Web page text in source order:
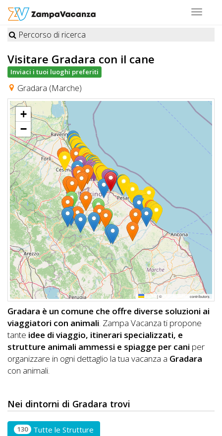
Toggle
STRUTTURE
A
DOG
LUOGHI
A
DOG
OFFERTE
A
DOG
INFO
A
DOG
CHIEDI
CODICE
SCONTO
Video
Tutorial
Percorso di ricerca
Visitare Gradara con il cane
Inviaci i tuoi luoghi preferiti
Gradara (Marche)
+
−
|© contributors
Gradara è un comune che offre diverse soluzioni ai
viaggiatori con animali. Zampa Vacanza ti propone
tante idee di viaggio, itinerari specializzati, e
strutture animali ammessi e spiagge per cani per
organizzare in ogni dettaglio la tua vacanza a Gradara
con animali.
Nei dintorni di Gradara trovi
130 Tutte le Strutture